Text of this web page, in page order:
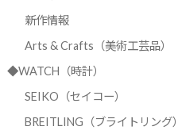
新作情報
Arts & Crafts（美術工芸品）
◆WATCH（時計）
SEIKO（セイコー）
BREITLING（ブライトリング）